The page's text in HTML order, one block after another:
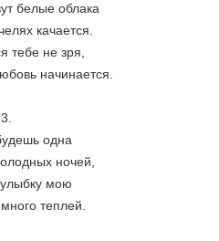
белые облака
качается.
тебе не зря,
начинается.
3.
одна
ночей,
мою
теплей.